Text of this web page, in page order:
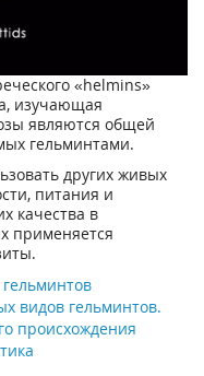
«helmins»
изучающая
являются общей
гельминтами.
других живых
питания и
качества в
применяется
видов гельминтов.
происхождения